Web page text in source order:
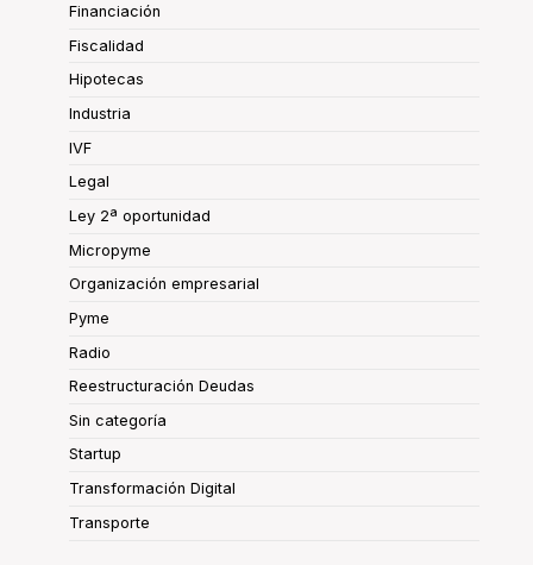
Financiación
Fiscalidad
Hipotecas
Industria
IVF
Legal
Ley 2ª oportunidad
Micropyme
Organización empresarial
Pyme
Radio
Reestructuración Deudas
Sin categoría
Startup
Transformación Digital
Transporte